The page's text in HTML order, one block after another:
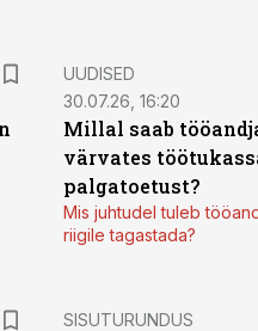
UUDISED
30.07.26, 16:20
Millal saab
värvates
palgatoetust?
Mis juhtudel tuleb
riigile tagastada?
ST
SISUTURUNDUS